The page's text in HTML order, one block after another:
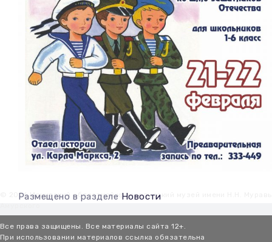
Размещено в разделе Новости
© 2026 Иркутский областной краеведческий музей имени Н.Н.
Все права защищены. Все материалы сайта 12+.
При использовании материалов ссылка обязательна